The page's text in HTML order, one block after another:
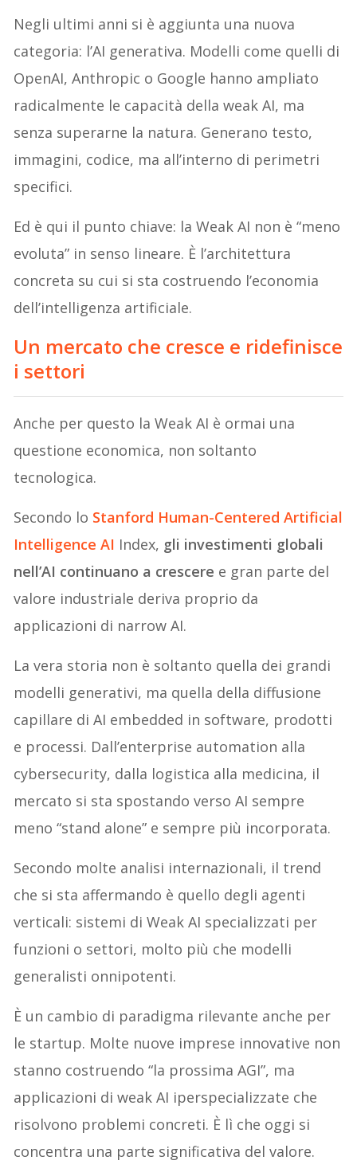
Negli ultimi anni si è aggiunta una nuova
categoria: l’AI generativa. Modelli come quelli di
OpenAI, Anthropic o Google hanno ampliato
radicalmente le capacità della weak AI, ma
senza superarne la natura. Generano testo,
immagini, codice, ma all’interno di perimetri
specifici.
Ed è qui il punto chiave: la Weak AI non è “meno
evoluta” in senso lineare. È l’architettura
concreta su cui si sta costruendo l’economia
dell’intelligenza artificiale.
Un mercato che cresce e ridefinisce
i settori
Anche per questo la Weak AI è ormai una
questione economica, non soltanto
tecnologica.
Secondo lo Stanford Human-Centered Artificial
Intelligence AI Index, gli investimenti globali
nell’AI continuano a crescere e gran parte del
valore industriale deriva proprio da
applicazioni di narrow AI.
La vera storia non è soltanto quella dei grandi
modelli generativi, ma quella della diffusione
capillare di AI embedded in software, prodotti
e processi. Dall’enterprise automation alla
cybersecurity, dalla logistica alla medicina, il
mercato si sta spostando verso AI sempre
meno “stand alone” e sempre più incorporata.
Secondo molte analisi internazionali, il trend
che si sta affermando è quello degli agenti
verticali: sistemi di Weak AI specializzati per
funzioni o settori, molto più che modelli
generalisti onnipotenti.
È un cambio di paradigma rilevante anche per
le startup. Molte nuove imprese innovative non
stanno costruendo “la prossima AGI”, ma
applicazioni di weak AI iperspecializzate che
risolvono problemi concreti. È lì che oggi si
concentra una parte significativa del valore.